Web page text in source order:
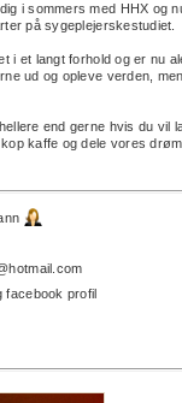
i sommers med HHX og
på sygeplejerskestudiet.
i et langt forhold og er nu
ud og opleve verden,
end gerne hvis du vil
kaffe og dele vores
facebook profil